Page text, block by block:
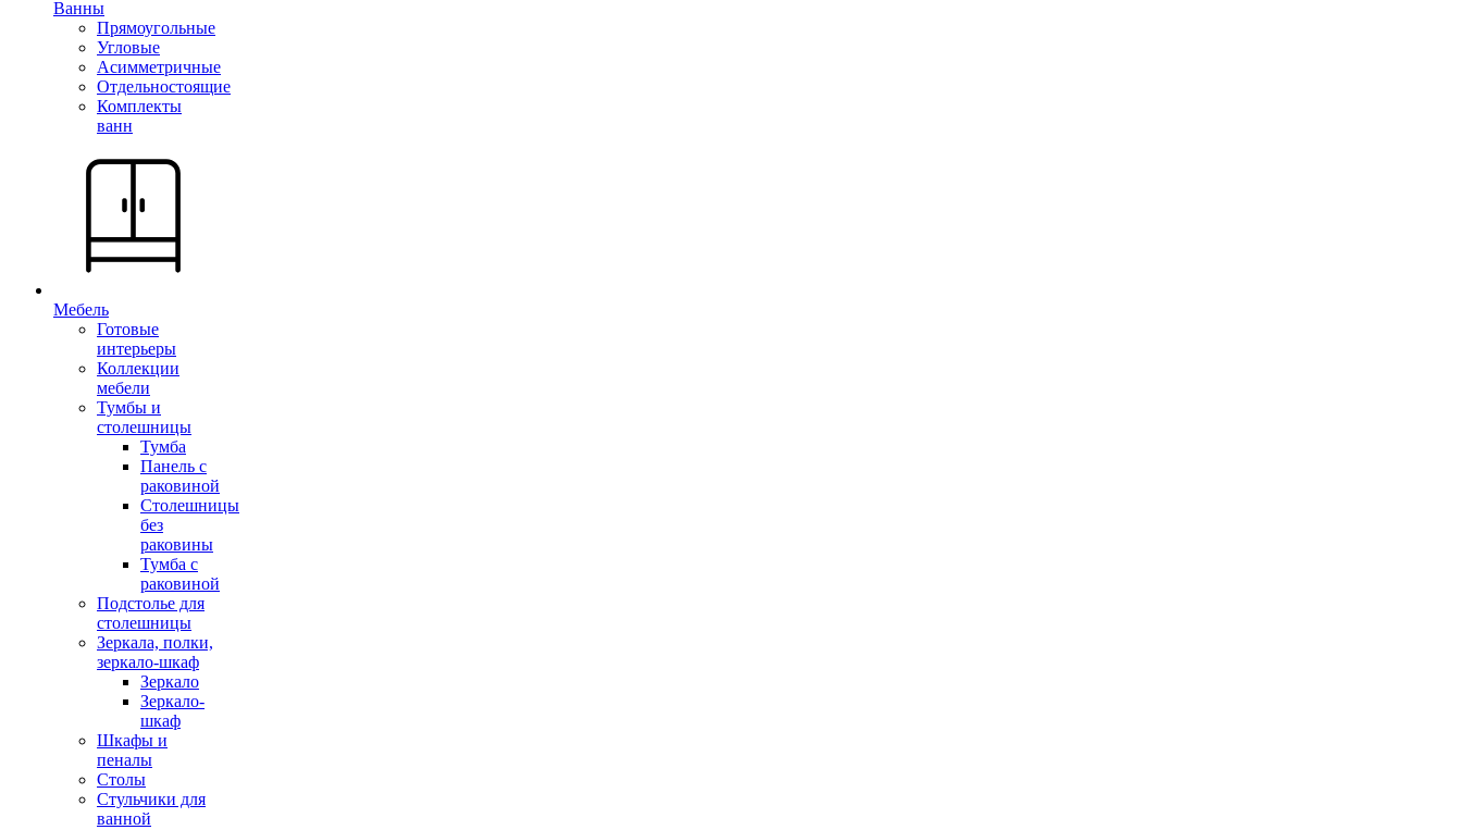
Ванны
Прямоугольные
Угловые
Асимметричные
Отдельностоящие
Комплекты
ванн
Мебель
Готовые
интерьеры
Коллекции
мебели
Тумбы и
столешницы
Тумба
Панель с
раковиной
Столешницы
без
раковины
Тумба с
раковиной
Подстолье для
столешницы
Зеркала, полки,
зеркало-шкаф
Зеркало
Зеркало-
шкаф
Шкафы и
пеналы
Столы
Стульчики для
ванной